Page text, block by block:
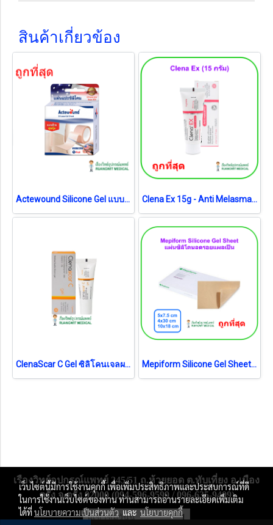
สินค้าเกี่ยวข้อง
Actewound Silicone Gel แบบม้วน 2.5x100cm (1 ม้วน) Clena Ex 15g - Anti Melasma ไม่มีสเตียรอยด์ ลดฝ้า จุดด่างดำ
ClenaScar C Gel ซิลิโคนเจลผสมวิตามินซี รักษาแผลเป็นด่างดำ หลุมสิว คีลอยด์ 7g Mepiform Silicone Gel Sheet 10x18 cm แผ่นซิลิโคนลดรอยแผลเป็นขนาดใหญ่ (1 แผ่น)
เรืองวิทย์อุปกรณ์แพทย์ 245/51 ถ.ห้วยยอด ต.ทับเที่ยง อ.เมือง
ตรัง จ.ตรัง 92000 (094-596-9599 / 096-635-9409)
ผู้เข้าชมวันนี้ 1
เว็บไซต์นี้มีการใช้งานคุกกี้ เพื่อเพิ่มประสิทธิภาพและประสบการณ์ที่ดี
ในการใช้งานเว็บไซต์ของท่าน ท่านสามารถอ่านรายละเอียดเพิ่มเติม
ได้ที่นโยบายความเป็นส่วนตัวและนโยบายคุกกี้